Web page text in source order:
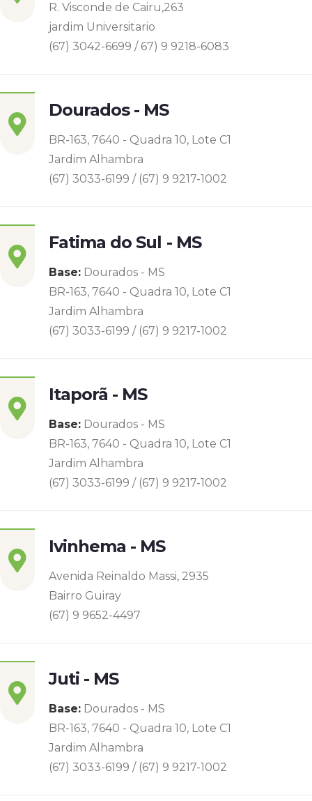
R. Visconde de Cairu,263
jardim Universitario
(67) 3042-6699 / 67) 9 9218-6083
Dourados - MS
BR-163, 7640 - Quadra 10, Lote C1
Jardim Alhambra
(67) 3033-6199 / (67) 9 9217-1002
Fatima do Sul - MS
Base: Dourados - MS
BR-163, 7640 - Quadra 10, Lote C1
Jardim Alhambra
(67) 3033-6199 / (67) 9 9217-1002
Itaporã - MS
Base: Dourados - MS
BR-163, 7640 - Quadra 10, Lote C1
Jardim Alhambra
(67) 3033-6199 / (67) 9 9217-1002
Ivinhema - MS
Avenida Reinaldo Massi, 2935
Bairro Guiray
(67) 9 9652-4497
Juti - MS
Base: Dourados - MS
BR-163, 7640 - Quadra 10, Lote C1
Jardim Alhambra
(67) 3033-6199 / (67) 9 9217-1002